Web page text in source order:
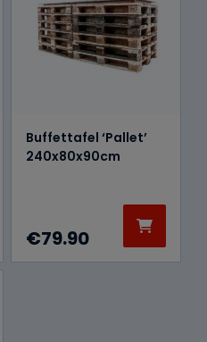
Buffettafel ‘Pallet’
240x80x90cm
€79.90